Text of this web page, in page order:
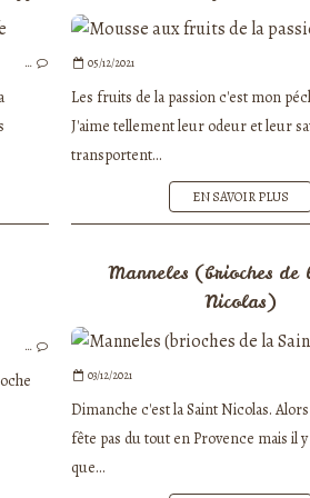
… 05/12/2021
Les fruits de la passion c'est mon
J'aime tellement leur odeur et leur
transportent...
EN SAVOIR PLUS
…
Manneles (brioches de
Nicolas)
03/12/2021
Dimanche c'est la Saint Nicolas.
fête pas du tout en Provence mais il y
que...